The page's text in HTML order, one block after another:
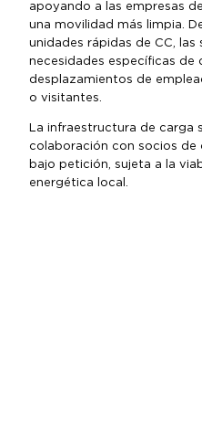
apoyando a las empresas
una movilidad más limpia.
unidades rápidas de CC,
necesidades específicas de
desplazamientos de
o visitantes.
La infraestructura de carga
colaboración con socios de
bajo petición, sujeta a la
energética local.